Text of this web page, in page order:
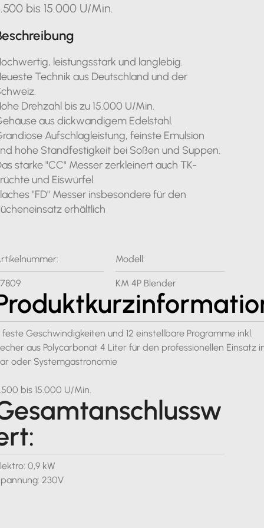
bis 15.000 U/Min.
leistungsstark und langlebig.
Technik aus Deutschland und der
Drehzahl bis zu 15.000 U/Min.
aus dickwandigem Edelstahl.
Aufschlagleistung, feinste Emulsion
hohe Standfestigkeit bei Soßen und Suppen.
starke "CC" Messer zerkleinert auch TK-
und Eiswürfel.
"FD" Messer insbesondere für den
erhältlich
Modell:
KM 4P Blender
feste Geschwindigkeiten und 12 einstellbare Programme inkl.
aus Polycarbonat 4 Liter für den professionellen Einsatz
oder Systemgastronomie
bis 15.000 U/Min.
0,9 kW
230V